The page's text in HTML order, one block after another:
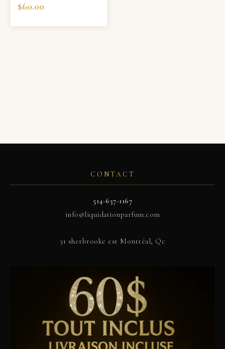
$60.00
CONTACT
514-637-1167
info@liquidationparfum.com
31 sherbrooke est Montréal, Qc